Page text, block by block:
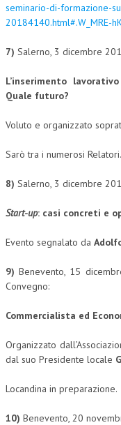
CIVILE
NEWS
ARCHIVIO EVENTI
CORSI ENTI TERZI
DOCUMENTI
TESI DI LAUREA
MATERIALE DIDATTICO
seminario-di-formazione-
20184140.html#.W_MRE-
7) Salerno, 3 dicembre
L’inserimento
Quale futuro?
Voluto e organizzato
Sarò tra i numerosi Relatori.
8) Salerno, 3 dicembre
Start-up: casi concreti e
Evento segnalato da
9) Benevento, 15
Convegno:
Commercialista ed
Organizzato
dal suo Presidente locale
Locandina in preparazione.
10) Benevento, 20